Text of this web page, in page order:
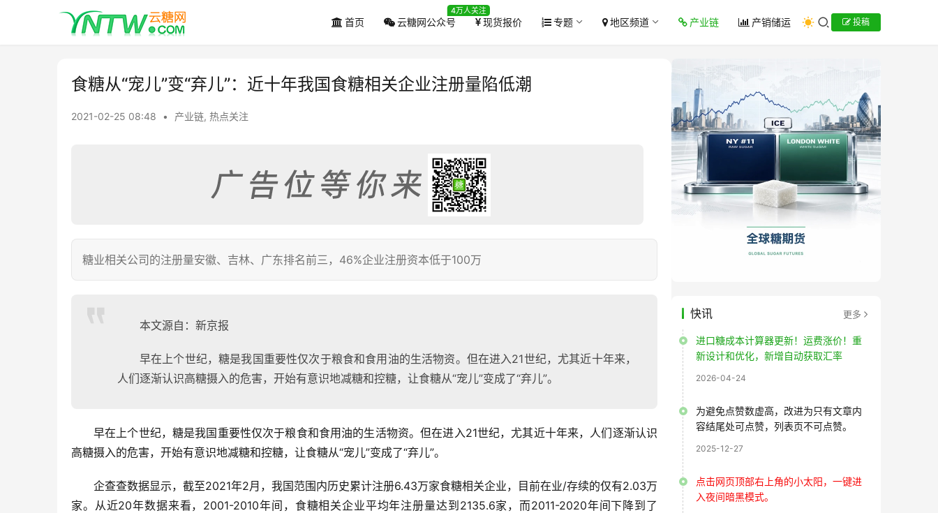
首页 云糖网公众号
4万人关注
现货报价 专题 地区频道 产业链 产销储运 投稿
食糖从“宠儿”变“弃儿”：近十年我国食糖相关企业注册量陷低潮
2021-02-25 08:48 • 产业链, 热点关注
糖业相关公司的注册量安徽、吉林、广东排名前三，46%企业注册资本低于100万
本文源自：新京报
早在上个世纪，糖是我国重要性仅次于粮食和食用油的生活物资。但在进入21世纪，尤其近十年来，
人们逐渐认识高糖摄入的危害，开始有意识地减糖和控糖，让食糖从“宠儿”变成了“弃儿”。
早在上个世纪，糖是我国重要性仅次于粮食和食用油的生活物资。但在进入21世纪，尤其近十年来，人们逐渐认识
高糖摄入的危害，开始有意识地减糖和控糖，让食糖从“宠儿”变成了“弃儿”。
企查查数据显示，截至2021年2月，我国范围内历史累计注册6.43万家食糖相关企业，目前在业/存续的仅有2.03万
家。从近20年数据来看，2001-2010年间，食糖相关企业平均年注册量达到2135.6家，而2011-2020年间下降到了
快讯 更多
进口糖成本计算器更新！运费涨价！重
新设计和优化，新增自动获取汇率
2026-04-24
为避免点赞数虚高，改进为只有文章内
容结尾处可点赞，列表页不可点赞。
2025-12-27
点击网页顶部右上角的小太阳，一键进
入夜间暗黑模式。